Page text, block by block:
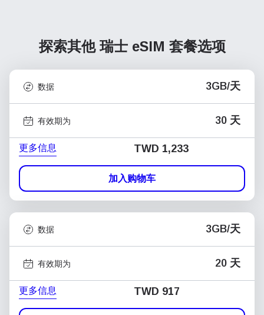
探索其他 瑞士 eSIM 套餐选项
数据 3GB/天
有效期为 30 天
更多信息 TWD 1,233
加入购物车
数据 3GB/天
有效期为 20 天
更多信息 TWD 917